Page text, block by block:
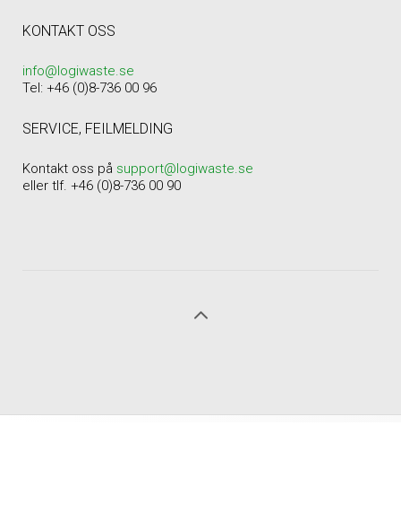
KONTAKT OSS
info@logiwaste.se
Tel: +46 (0)8-736 00 96
SERVICE, FEILMELDING
Kontakt oss på support@logiwaste.se
eller tlf. +46 (0)8-736 00 90